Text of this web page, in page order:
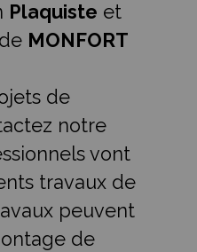
Plaquiste et
MONFORT
de
notre
vont
travaux de
peuvent
de